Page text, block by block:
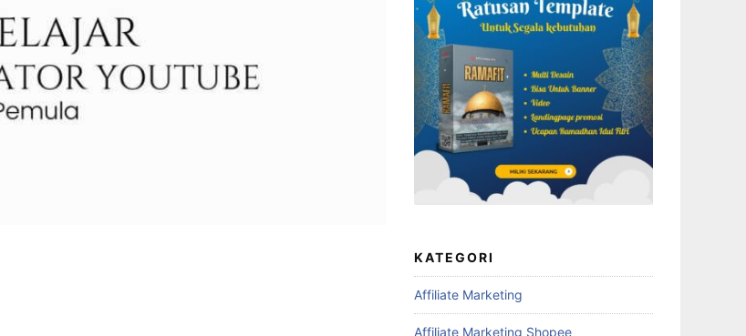
KATEGORI
Affiliate Marketing
Affiliate Marketing Shopee